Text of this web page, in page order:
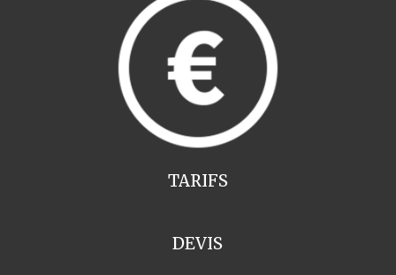
TARIFS
DEVIS